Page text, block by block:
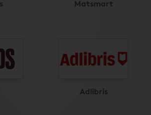
Matsmart
Adlibris